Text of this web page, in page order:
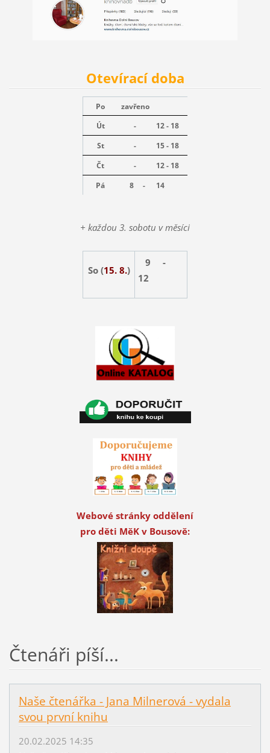
Otevírací doba
Po
zavřeno
Út
-
12 - 18
St
-
15 - 18
Čt
-
12 - 18
Pá
8 - 14
+ každou 3. sobotu v měsíci
So (15. 8.)
9 -
12
Webové stránky oddělení
pro děti MěK v Bousově:
Čtenáři píší...
Naše čtenářka - Jana Milnerová - vydala
svou první knihu
20.02.2025 14:35